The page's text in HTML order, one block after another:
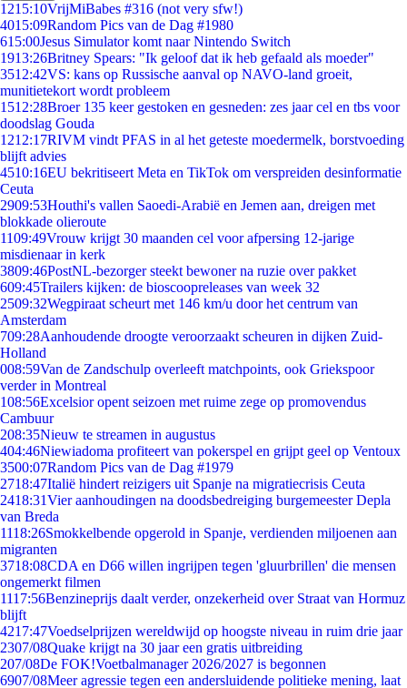
1215:10VrijMiBabes #316 (not very sfw!)
4015:09Random Pics van de Dag #1980
615:00Jesus Simulator komt naar Nintendo Switch
1913:26Britney Spears: "Ik geloof dat ik heb gefaald als moeder"
3512:42VS: kans op Russische aanval op NAVO-land groeit,
munitietekort wordt probleem
1512:28Broer 135 keer gestoken en gesneden: zes jaar cel en tbs voor
doodslag Gouda
1212:17RIVM vindt PFAS in al het geteste moedermelk, borstvoeding
blijft advies
4510:16EU bekritiseert Meta en TikTok om verspreiden desinformatie
Ceuta
2909:53Houthi's vallen Saoedi-Arabië en Jemen aan, dreigen met
blokkade olieroute
1109:49Vrouw krijgt 30 maanden cel voor afpersing 12-jarige
misdienaar in kerk
3809:46PostNL-bezorger steekt bewoner na ruzie over pakket
609:45Trailers kijken: de bioscoopreleases van week 32
2509:32Wegpiraat scheurt met 146 km/u door het centrum van
Amsterdam
709:28Aanhoudende droogte veroorzaakt scheuren in dijken Zuid-
Holland
008:59Van de Zandschulp overleeft matchpoints, ook Griekspoor
verder in Montreal
108:56Excelsior opent seizoen met ruime zege op promovendus
Cambuur
208:35Nieuw te streamen in augustus
404:46Niewiadoma profiteert van pokerspel en grijpt geel op Ventoux
3500:07Random Pics van de Dag #1979
2718:47Italië hindert reizigers uit Spanje na migratiecrisis Ceuta
2418:31Vier aanhoudingen na doodsbedreiging burgemeester Depla
van Breda
1118:26Smokkelbende opgerold in Spanje, verdienden miljoenen aan
migranten
3718:08CDA en D66 willen ingrijpen tegen 'gluurbrillen' die mensen
ongemerkt filmen
1117:56Benzineprijs daalt verder, onzekerheid over Straat van Hormuz
blijft
4217:47Voedselprijzen wereldwijd op hoogste niveau in ruim drie jaar
2307/08Quake krijgt na 30 jaar een gratis uitbreiding
207/08De FOK!Voetbalmanager 2026/2027 is begonnen
6907/08Meer agressie tegen een andersluidende politieke mening, laat